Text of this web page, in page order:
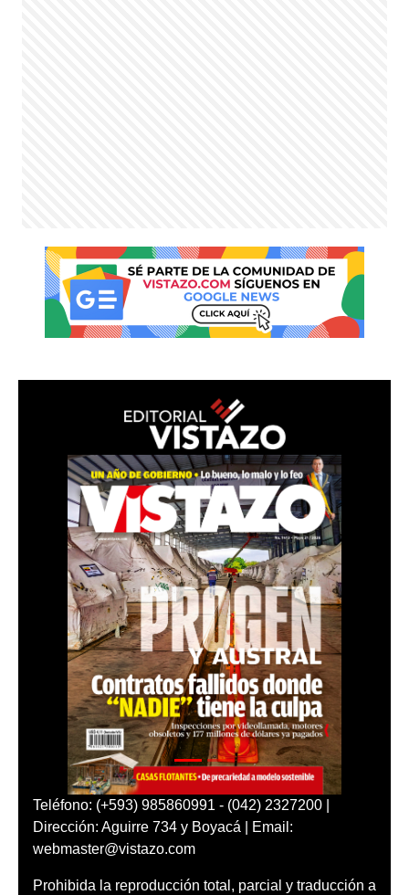
Teléfono: (+593) 985860991 - (042) 2327200 |
Dirección: Aguirre 734 y Boyacá | Email:
webmaster@vistazo.com
Prohibida la reproducción total, parcial y traducción a